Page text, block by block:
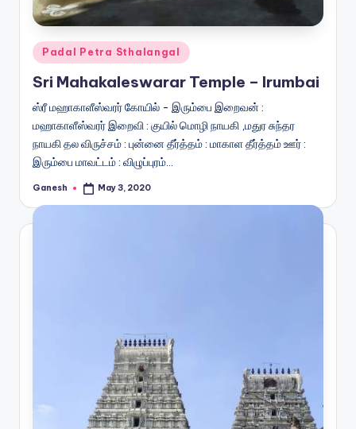
Posted
in
Padal Petra Sthalangal
Sri Mahakaleswarar Temple – Irumbai
ஸ்ரீ மஹாகாளீஸ்வரர் கோயில் - இரும்பை இறைவன் :
மஹாகாளீஸ்வரர் இறைவி : குயில் மொழி நாயகி ,மதுர சுந்தர
நாயகி தல விருச்சம் : புன்னை தீர்த்தம் : மாகாள தீர்த்தம் ஊர் :
இரும்பை மாவட்டம் : விழுப்புரம்…
Posted
Ganesh May 3, 2020